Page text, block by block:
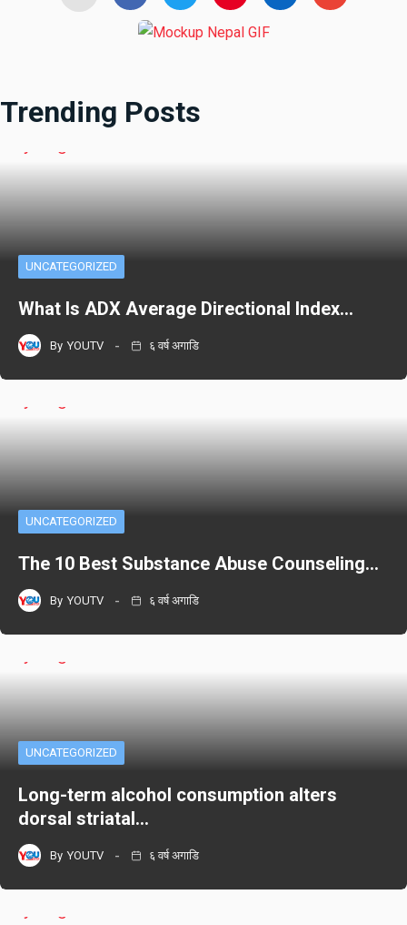
Trending Posts
UNCATEGORIZED
What Is ADX Average Directional Index…
By YOUTV ६ वर्ष अगाडि
UNCATEGORIZED
The 10 Best Substance Abuse Counseling…
By YOUTV ६ वर्ष अगाडि
UNCATEGORIZED
Long-term alcohol consumption alters
dorsal striatal…
By YOUTV ६ वर्ष अगाडि